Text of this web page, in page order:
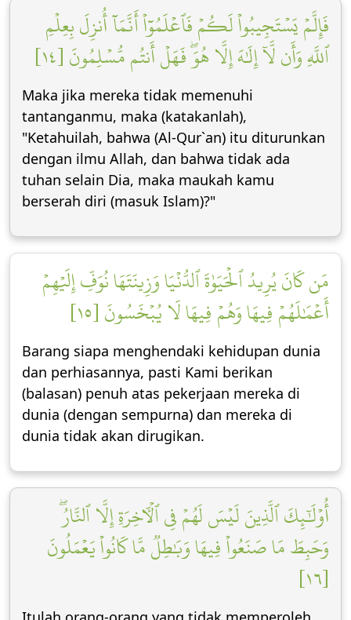
فَإِلَّمۡ يَسۡتَجِيبُواْ لَكُمۡ فَٱعۡلَمُوٓاْ أَنَّمَآ أُنزِلَ بِعِلۡمِ
ٱللَّهِ وَأَن لَّآ إِلَٰهَ إِلَّا هُوَۖ فَهَلۡ أَنتُم مُّسۡلِمُونَ [١٤]
Maka jika mereka tidak memenuhi
tantanganmu, maka (katakanlah),
"Ketahuilah, bahwa (Al-Qur`an) itu diturunkan
dengan ilmu Allah, dan bahwa tidak ada
tuhan selain Dia, maka maukah kamu
berserah diri (masuk Islam)?"
مَن كَانَ يُرِيدُ ٱلۡحَيَوٰةَ ٱلدُّنۡيَا وَزِينَتَهَا نُوَفِّ إِلَيۡهِمۡ
أَعۡمَٰلَهُمۡ فِيهَا وَهُمۡ فِيهَا لَا يُبۡخَسُونَ [١٥]
Barang siapa menghendaki kehidupan dunia
dan perhiasannya, pasti Kami berikan
(balasan) penuh atas pekerjaan mereka di
dunia (dengan sempurna) dan mereka di
dunia tidak akan dirugikan.
أُوْلَٰٓئِكَ ٱلَّذِينَ لَيۡسَ لَهُمۡ فِي ٱلۡأٓخِرَةِ إِلَّا ٱلنَّارُۖ
وَحَبِطَ مَا صَنَعُواْ فِيهَا وَبَٰطِلٞ مَّا كَانُواْ يَعۡمَلُونَ
[١٦]